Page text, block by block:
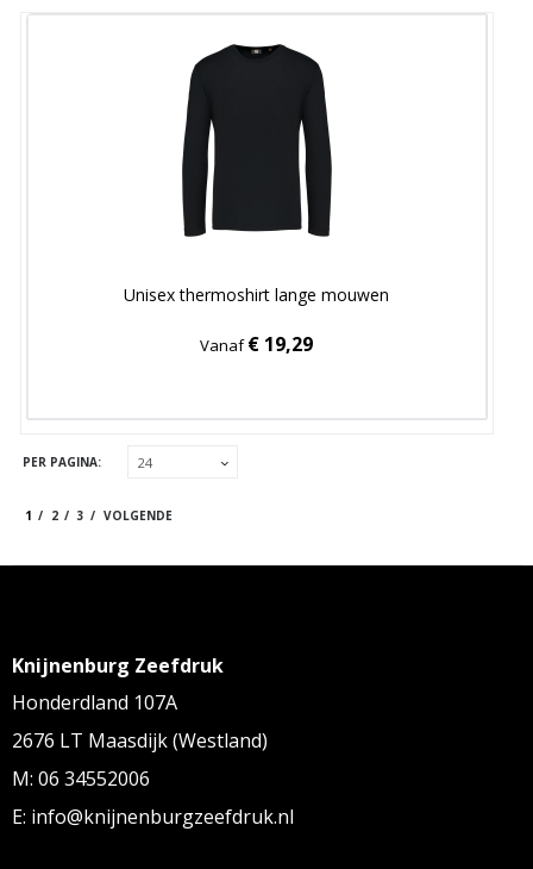
Unisex thermoshirt lange mouwen
Vanaf€ 19,29
PER PAGINA:
1 2 3 VOLGENDE
Knijnenburg Zeefdruk
Honderdland 107A
2676 LT Maasdijk (Westland)
M: 06 34552006
E: info@knijnenburgzeefdruk.nl